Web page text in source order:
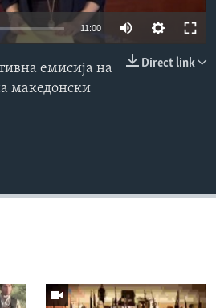
11:00
Direct link
емисија на
македонски